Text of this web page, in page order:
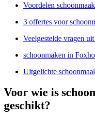
Voordelen
3 offertes voor
Veelgestelde vragen
schoonmaken in
Uitgelichte
Voor wie is
geschikt?